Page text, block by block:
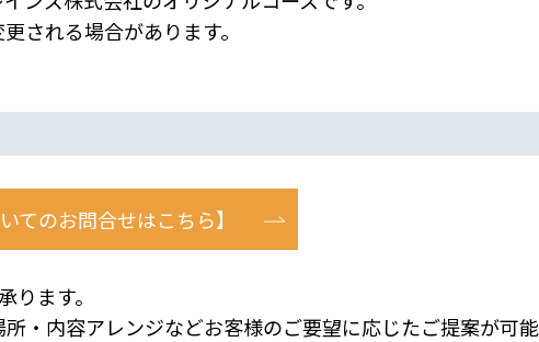
される場合があります。
てのお問合せはこちら】
ます。
内容アレンジなどお客様のご要望に応じたご提案が可能